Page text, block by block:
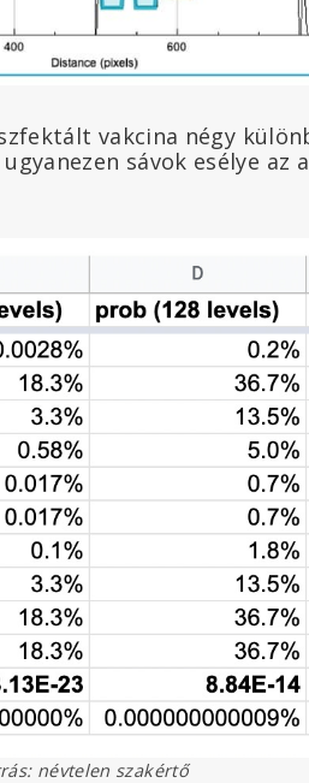
vakcina négy
sávok esélye az
névtelen szakértő